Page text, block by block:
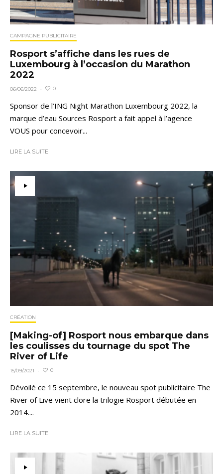
CAMPAGNE PUBLICITAIRE
Rosport s’affiche dans les rues de
Luxembourg à l’occasion du Marathon
2022
06/06/2022 · 0
Sponsor de l’ING Night Marathon Luxembourg 2022, la
marque d’eau Sources Rosport a fait appel à l’agence
VOUS pour concevoir...
LIRE LA SUITE
CRÉATION
[Making-of] Rosport nous embarque dans
les coulisses du tournage du spot The
River of Life
15/09/2021 · 0
Dévoilé ce 15 septembre, le nouveau spot publicitaire The
River of Live vient clore la trilogie Rosport débutée en
2014....
LIRE LA SUITE